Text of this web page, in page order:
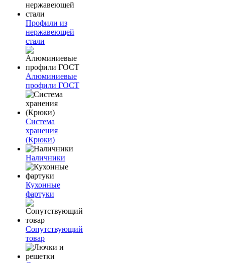
Профили из
нержавеющей
стали
Алюминиевые
профили ГОСТ
Система
хранения
(Крюки)
Наличники
Кухонные
фартуки
Сопутствующий
товар